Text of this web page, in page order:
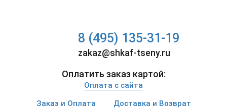
8 (495) 135-31-19
zakaz@shkaf-tseny.ru
Оплатить заказ картой:
Оплата с сайта
Заказ и Оплата
Доставка и Возврат